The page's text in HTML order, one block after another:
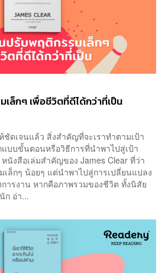
ล็กๆ เพื่อชีวิตที่ดีได้กว่าที่เป็น
ชัดเจนแล้ว สิ่งสำคัญที่จะเราทำตามเป้า
แบบขั้นตอนหรือวิธีการที่นำพาไปสู่เป้า
นังสือเล่มสำคัญของ James Clear ที่ว่า
เล็กๆ น้อยๆ แต่นำพาไปสู่การเปลี่ยนแปลง
การงาน หากคือภาพรวมของชีวิต ทั้งนิสัย
ก อ่า...